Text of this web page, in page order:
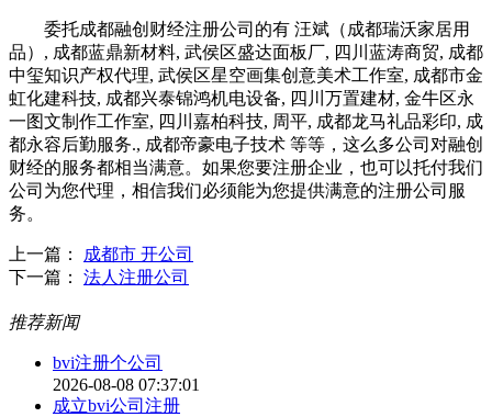
委托成都融创财经注册公司的有 汪斌（成都瑞沃家居用
品）, 成都蓝鼎新材料, 武侯区盛达面板厂, 四川蓝涛商贸, 成都
中玺知识产权代理, 武侯区星空画集创意美术工作室, 成都市金
虹化建科技, 成都兴泰锦鸿机电设备, 四川万置建材, 金牛区永
一图文制作工作室, 四川嘉柏科技, 周平, 成都龙马礼品彩印, 成
都永容后勤服务., 成都帝豪电子技术 等等，这么多公司对融创
财经的服务都相当满意。如果您要注册企业，也可以托付我们
公司为您代理，相信我们必须能为您提供满意的注册公司服
务。
上一篇：
成都市 开公司
下一篇： 法人注册公司
推荐新闻
bvi注册个公司
2026-08-08 07:37:01
成立bvi公司注册